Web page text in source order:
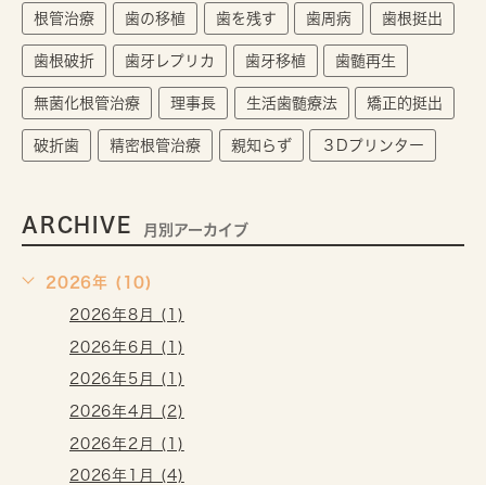
根管治療 歯の移植 歯を残す 歯周病 歯根挺出
歯根破折 歯牙レプリカ 歯牙移植 歯髄再生
無菌化根管治療 理事長 生活歯髄療法 矯正的挺出
破折歯 精密根管治療 親知らず ３Dプリンター
ARCHIVE 月別アーカイブ
2026年 (10)
2026年8月 (1)
2026年6月 (1)
2026年5月 (1)
2026年4月 (2)
2026年2月 (1)
2026年1月 (4)